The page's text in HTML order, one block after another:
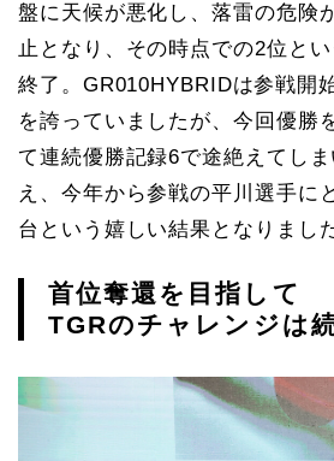
盤に天候が悪化し、落雷の危険
止となり、その時点での2位と
終了。GR010HYBRIDは参戦開
を誇っていましたが、今回優勝
て連続優勝記録6で途絶えてし
え、今年から参戦の平川選手に
台という嬉しい結果となりました
首位奪還を目指して
TGRのチャレンジは